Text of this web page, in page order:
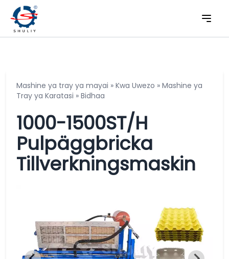
Mashine ya tray ya mayai » Kwa Uwezo » Mashine ya
Tray ya Karatasi » Bidhaa
1000-1500ST/H
Pulpäggbricka
Tillverkningsmaskin